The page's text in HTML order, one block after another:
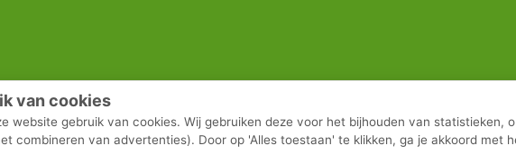
van cookies
website gebruik van cookies. Wij gebruiken deze voor het bijhouden van statistieken,
combineren van advertenties). Door op 'Alles toestaan' te klikken, ga je akkoord met